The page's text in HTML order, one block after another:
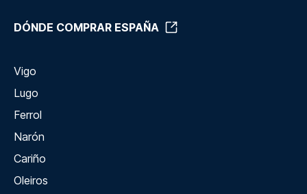
DÓNDE COMPRAR ESPAÑA
Vigo
Lugo
Ferrol
Narón
Cariño
Oleiros